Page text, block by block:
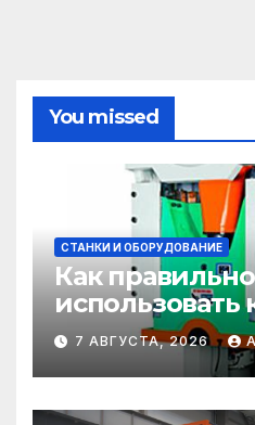
You missed
СТАНКИ И ОБОРУДОВАНИЕ
Как правильно
использовать
прессовое
7 АВГУСТА, 2026